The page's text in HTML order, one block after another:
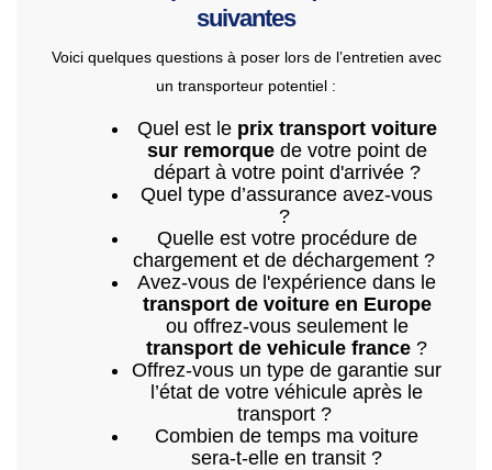
suivantes
Voici quelques questions à poser lors de l’entretien avec
un transporteur potentiel :
Quel est le prix transport voiture
sur remorquede votre point de
départ à votre point d'arrivée ?
Quel type d’assurance avez-vous
?
Quelle est votre procédure de
chargement et de déchargement ?
Avez-vous de l'expérience dans le
transport de voiture en Europe
ou offrez-vous seulement le
transport de vehicule france ?
Offrez-vous un type de garantie sur
l’état de votre véhicule après le
transport ?
Combien de temps ma voiture
sera-t-elle en transit ?